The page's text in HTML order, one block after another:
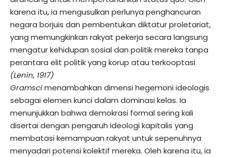
karena itu, ia mengusulkan perlunya penghancuran
negara borjuis dan pembentukan diktatur proletariat,
yang memungkinkan rakyat pekerja secara langsung
mengatur kehidupan sosial dan politik mereka tanpa
perantara elit politik yang korup atau terkooptasi
(Lenin, 1917)​
Gramscimenambahkan dimensi hegemoni ideologis
sebagai elemen kunci dalam dominasi kelas. Ia
menunjukkan bahwa demokrasi formal sering kali
disertai dengan pengaruh ideologi kapitalis yang
membatasi kemampuan rakyat untuk sepenuhnya
menyadari potensi kolektif mereka. Oleh karena itu, ia